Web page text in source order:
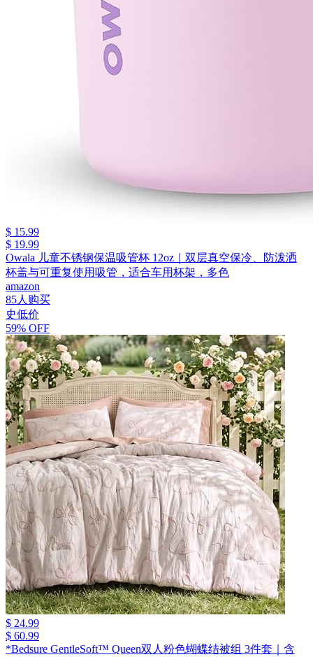
$ 15.99
$ 19.99
Owala 儿童不锈钢保温吸管杯 12oz｜双层真空保冷、防泼洒
杯盖与可重复使用吸管，适合车用杯架，多色
amazon
85人购买
史低价
59% OFF
$ 24.99
$ 60.99
*Bedsure GentleSoft™ Queen双人粉色蝴蝶结被组 3件套｜含